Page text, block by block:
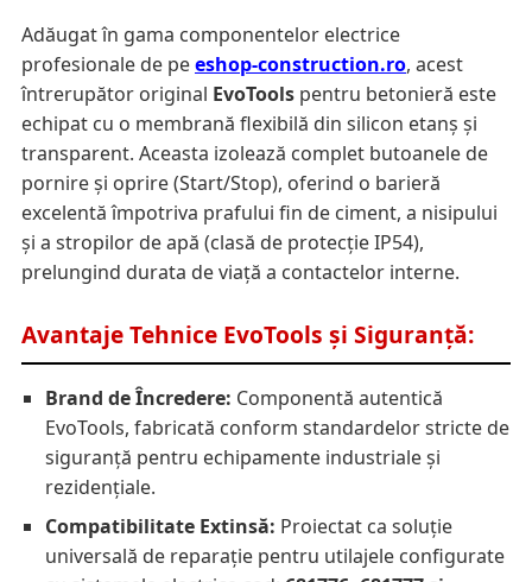
Adăugat în gama componentelor electrice
profesionale de peeshop-construction.ro, acest
întrerupător original EvoTools pentru betonieră este
echipat cu o membrană flexibilă din silicon etanș și
transparent. Aceasta izolează complet butoanele de
pornire și oprire (Start/Stop), oferind o barieră
excelentă împotriva prafului fin de ciment, a nisipului
și a stropilor de apă (clasă de protecție IP54),
prelungind durata de viață a contactelor interne.
Avantaje Tehnice EvoTools și Siguranță:
Brand de Încredere: Componentă autentică
EvoTools, fabricată conform standardelor stricte de
siguranță pentru echipamente industriale și
rezidențiale.
Compatibilitate Extinsă: Proiectat ca soluție
universală de reparație pentru utilajele configurate